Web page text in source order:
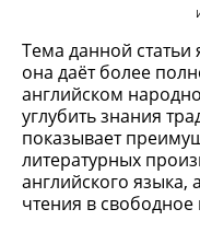
Тема данной статьи
она даёт более
английском
углубить знания
показывает
литературных
английского языка,
чтения в свободное